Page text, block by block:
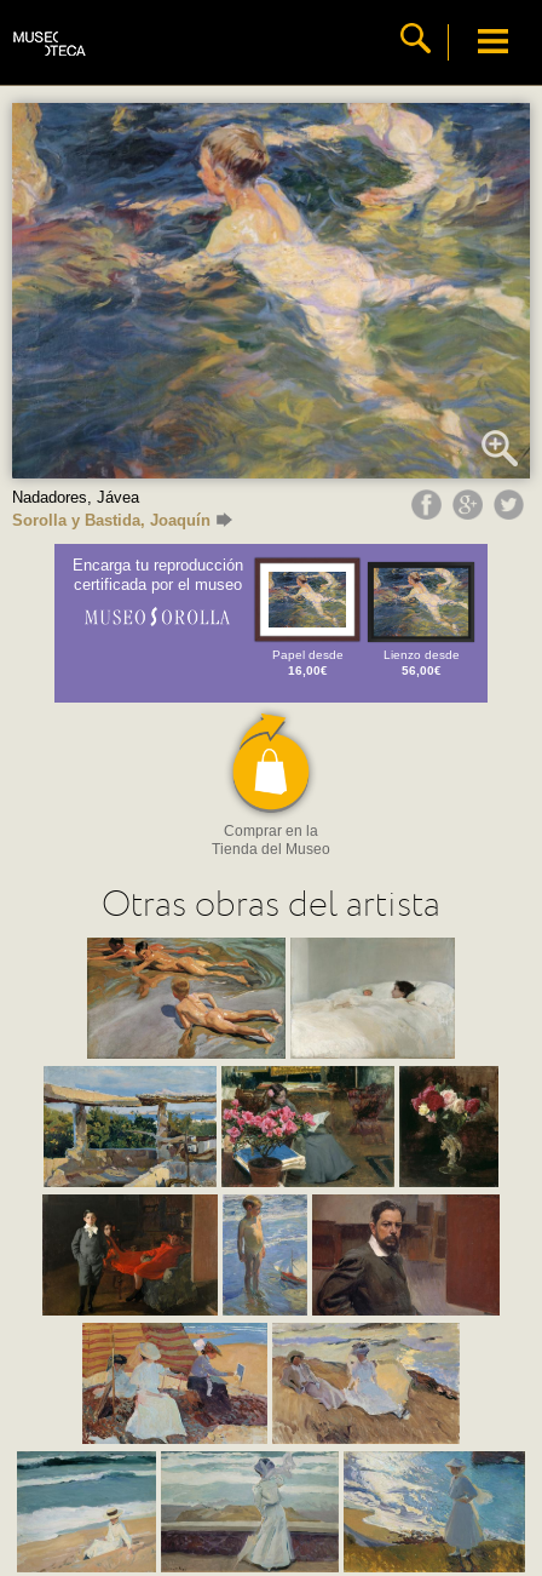
Nadadores, Jávea
Sorolla y Bastida, Joaquín
Encarga tu reproducción
certificada por el museo
Papel desde
16,00€
Lienzo desde
56,00€
Comprar en la
Tienda del Museo
Otras obras del artista